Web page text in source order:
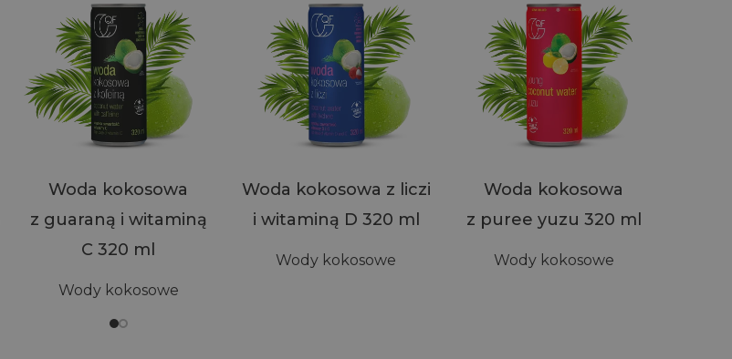
Woda kokosowa
z guaraną i witaminą
C 320 ml
Wody kokosowe
Woda kokosowa z liczi
i witaminą D 320 ml
Wody kokosowe
Woda kokosowa
z puree yuzu 320 ml
Wody kokosowe